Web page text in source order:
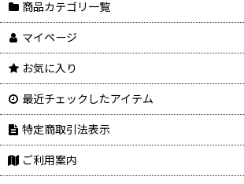
商品カテゴリ一覧
マイページ
お気に入り
最近チェックしたアイテム
特定商取引法表示
ご利用案内